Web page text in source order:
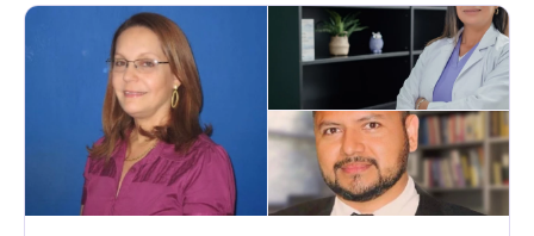
profesionales más destacadas en el abordaje profundo de la
ansiedad, la baja autoestima, la dependencia emocional y los
conflictos de pareja. Ha trabajado con pacientes en
diferentes países, acompañando procesos complejos. Su
enfoque terapéutico se diferencia por una premisa clara: no
trabaja el síntoma, trabaja la raíz que lo origina. Su
metodología interviene en tres niveles: regulación del
sistema emocional, reprocesamiento de heridas de la
infancia y reestructuración cognitiva profunda, permitiendo